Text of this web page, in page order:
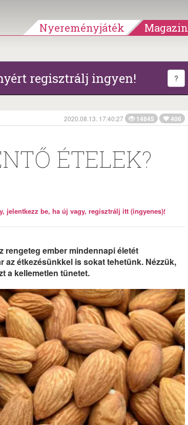
Nyereményjáték Magazin
regisztrálj ingyen! ?
2020.08.13. 17:40:27 14845 406
ÉTELEK?
jelentkezz be, ha új vagy, regisztrálj itt (ingyenes)!
rengeteg ember mindennapi életét
étkezésünkkel is sokat tehetünk. Nézzük,
a kellemetlen tünetet.